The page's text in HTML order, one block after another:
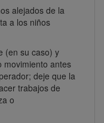
alejados de la
a los niños
(en su caso) y
movimiento antes
deje que la
trabajos de
o